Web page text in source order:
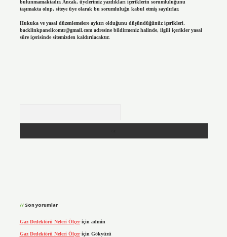
bulunmamaktadır. Ancak, üyelerimiz yazdıkları içeriklerin sorumluluğunu
taşımakta olup, siteye üye olarak bu sorumluluğu kabul etmiş sayılırlar.
Hukuka ve yasal düzenlemelere aykırı olduğunu düşündüğünüz içerikleri,
backlinkpanelicomtr@gmail.comadresine bildirmeniz halinde, ilgili içerikler yasal
süre içerisinde sitemizden kaldırılacaktır.
Son yorumlar
Gaz Dedektörü Neleri Ölçeriçin admin
Gaz Dedektörü Neleri Ölçeriçin Gökyüzü